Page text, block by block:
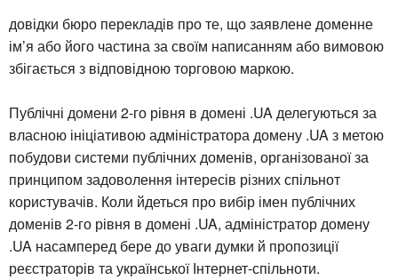
довідки бюро перекладів про те, що заявлене доменне
ім’я або його частина за своїм написанням або вимовою
збігається з відповідною торговою маркою.
Публічні домени 2-го рівня в домені .UA делегуються за
власною ініціативою адміністратора домену .UA з метою
побудови системи публічних доменів, організованої за
принципом задоволення інтересів різних спільнот
користувачів. Коли йдеться про вибір імен публічних
доменів 2-го рівня в домені .UA, адміністратор домену
.UA насамперед бере до уваги думки й пропозиції
реєстраторів та української Інтернет-спільноти.